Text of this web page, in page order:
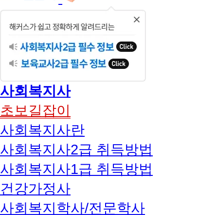
사회복지사
초보길잡이
사회복지사란
사회복지사2급 취득방법
사회복지사1급 취득방법
건강가정사
사회복지학사/전문학사